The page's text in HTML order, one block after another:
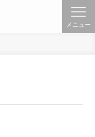
メニュー